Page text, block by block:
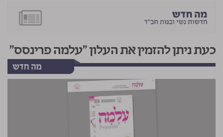
כעת ניתן להזמין את העלון "עלמה פרינסס"